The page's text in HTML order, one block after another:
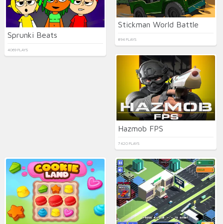
Sprunki Beats
4069 PLAYS
Stickman World Battle
894 PLAYS
Hazmob FPS
7420 PLAYS